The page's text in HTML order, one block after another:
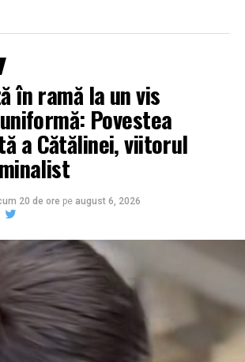
în ramă la un vis
Povestea
a Cătălinei, viitorul
20 de ore pe august 6, 2026